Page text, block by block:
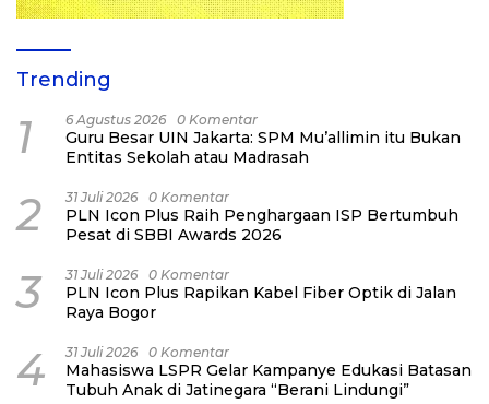
Trending
1 6 Agustus 2026 0 Komentar
Guru Besar UIN Jakarta: SPM Mu’allimin itu Bukan
Entitas Sekolah atau Madrasah
2 31 Juli 2026 0 Komentar
PLN Icon Plus Raih Penghargaan ISP Bertumbuh
Pesat di SBBI Awards 2026
3 31 Juli 2026 0 Komentar
PLN Icon Plus Rapikan Kabel Fiber Optik di Jalan
Raya Bogor
4 31 Juli 2026 0 Komentar
Mahasiswa LSPR Gelar Kampanye Edukasi Batasan
Tubuh Anak di Jatinegara “Berani Lindungi”